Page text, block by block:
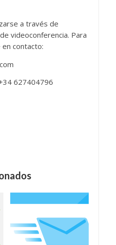
a través de
videoconferencia. Para
contacto:
627404796